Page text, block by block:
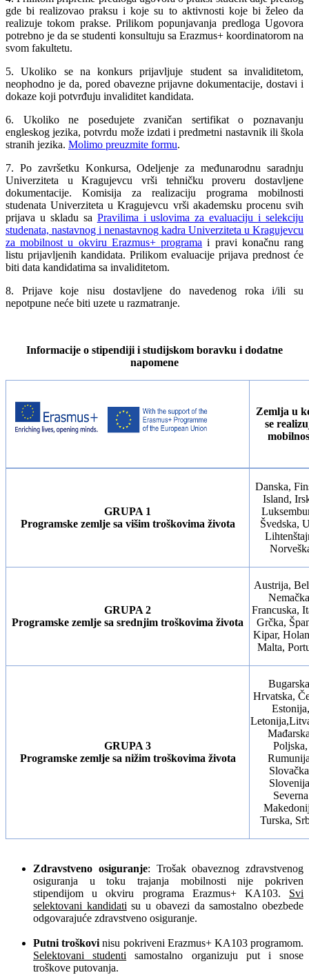
gde bi realizovao praksu i koje su to aktivnosti koje bi želeo da
realizuje tokom prakse. Prilikom popunjavanja predloga Ugovora
potrebno je da se studenti konsultuju sa Erazmus+ koordinatorom na
svom fakultetu.
5. Ukoliko se na konkurs prijavljuje student sa invaliditetom,
neophodno je da, pored obavezne prijavne dokumentacije, dostavi i
dokaze koji potvrđuju invaliditet kandidata.
6. Ukoliko ne posedujete zvaničan sertifikat o poznavanju
engleskog jezika, potvrdu može izdati i predmetni nastavnik ili škola
stranih jezika. Molimo preuzmite formu.
7. Po završetku Konkursa, Odeljenje za međunarodnu saradnju
Univerziteta u Kragujevcu vrši tehničku proveru dostavljene
dokumentacije. Komisija za realizaciju programa mobilnosti
studenata Univerziteta u Kragujevcu vrši akademsku procenu svih
prijava u skladu sa Pravilima i uslovima za evaluaciju i selekciju
studenata, nastavnog i nenastavnog kadra Univerziteta u Kragujevcu
za mobilnost u okviru Erazmus+ programa i pravi konačnu rang
listu prijavljenih kandidata. Prilikom evaluacije prijava prednost će
biti data kandidatima sa invaliditetom.
8. Prijave koje nisu dostavljene do navedenog roka i/ili su
nepotpune neće biti uzete u razmatranje.
Informacije o stipendiji i studijskom boravku i dodatne
napomene
Zemlja u
se
GRUPA 1
Programske zemlje sa višim troškovima života
Danska,
Island,
Švedska,
GRUPA 2
Programske zemlje sa srednjim troškovima života
Austrija,
Francuska,
Grčka,
Kipar,
Malta,
GRUPA 3
Programske zemlje sa nižim troškovima života
Hrvatska,
Estonija,
Poljska,
Severna
Turska,
Zdravstveno osiguranje: Trošak obaveznog zdravstvenog
osiguranja u toku trajanja mobilnosti nije pokriven
stipendijom u okviru programa Erazmus+ KA103. Svi
selektovani kandidati su u obavezi da samostalno obezbede
odgovarajuće zdravstveno osiguranje.
Putni troškovinisu pokriveni Erazmus+ KA103 programom.
Selektovani studenti samostalno organizuju put i snose
troškove putovanja.